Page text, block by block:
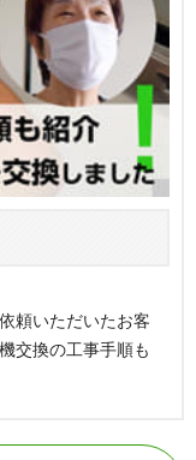
頼いただいたお客
交換の工事手順も